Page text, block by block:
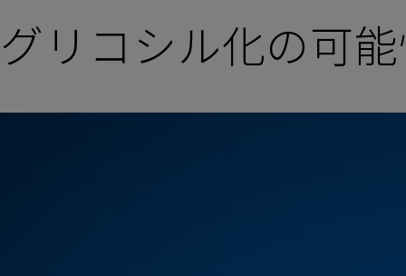
グリコシル化の可